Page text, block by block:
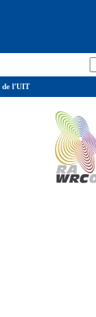
de l'UIT